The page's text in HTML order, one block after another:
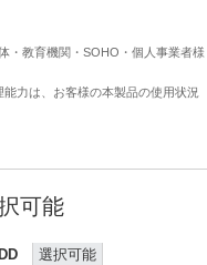
・教育機関・SOHO・個人事業者様
力は、お客様の本製品の使用状況
可能
選択可能